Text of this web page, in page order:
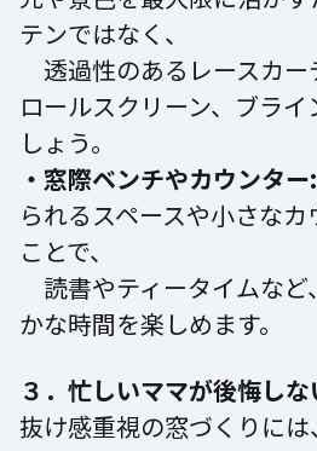
テンではなく、
透過性のあるレースカー
ロールスクリーン、ブラ
しょう。
・窓際ベンチやカウンター:
られるスペースや小さな
ことで、
読書やティータイムなど
かな時間を楽しめます。
３．忙しいママが後悔し
抜け感重視の窓づくりに